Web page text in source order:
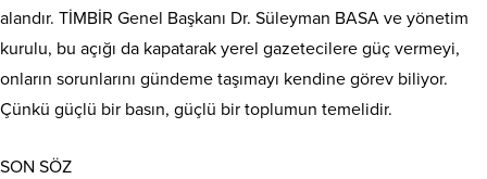
alandır. TİMBİR Genel Başkanı Dr. Süleyman BASA ve yönetim
kurulu, bu açığı da kapatarak yerel gazetecilere güç vermeyi,
onların sorunlarını gündeme taşımayı kendine görev biliyor.
Çünkü güçlü bir basın, güçlü bir toplumun temelidir.
SON SÖZ